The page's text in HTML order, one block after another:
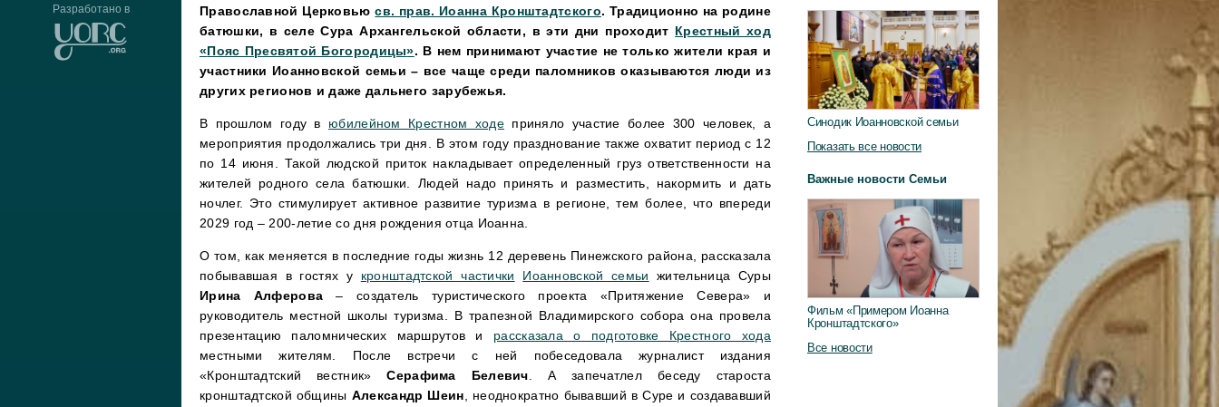
Разработано в
Православной Церковьюсв. прав. Иоанна Кронштадтского. Традиционно на родине
батюшки, в селе Сура Архангельской области, в эти дни проходит Крестный ход
«Пояс Пресвятой Богородицы». В нем принимают участие не только жители края и
участники Иоанновской семьи – все чаще среди паломников оказываются люди из
других регионов и даже дальнего зарубежья.
В прошлом году в юбилейном Крестном ходеприняло участие более 300 человек, а
мероприятия продолжались три дня. В этом году празднование также охватит период с 12
по 14 июня. Такой людской приток накладывает определенный груз ответственности на
жителей родного села батюшки. Людей надо принять и разместить, накормить и дать
ночлег. Это стимулирует активное развитие туризма в регионе, тем более, что впереди
2029 год – 200-летие со дня рождения отца Иоанна.
О том, как меняется в последние годы жизнь 12 деревень Пинежского района, рассказала
побывавшая в гостях у кронштадтской частички Иоанновской семьи
жительница Суры
Ирина Алферова – создатель туристического проекта «Притяжение Севера» и
руководитель местной школы туризма. В трапезной Владимирского собора она провела
презентацию паломнических маршрутов и рассказала о подготовке Крестного хода
местными жителям. После встречи с ней побеседовала журналист издания
«Кронштадтский вестник»Серафима Белевич. А запечатлел беседу староста
кронштадтской общины Александр Шеин, неоднократно бывавший в Суре и создававший
Синодик Иоанновской семьи
Показать все новости
Важные новости Семьи
Фильм «Примером Иоанна
Кронштадтского»
Все новости